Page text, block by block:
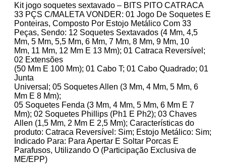
Kit jogo soquetes sextavado – BITS PITO CATRACA
33 PÇS C/MALETA VONDER: 01 Jogo De Soquetes E
Ponteiras, Composto Por Estojo Metálico Com 33
Peças, Sendo: 12 Soquetes Sextavados (4 Mm, 4,5
Mm, 5 Mm, 5,5 Mm, 6 Mm, 7 Mm, 8 Mm, 9 Mm, 10
Mm, 11 Mm, 12 Mm E 13 Mm); 01 Catraca Reversível;
02 Extensões
(50 Mm E 100 Mm); 01 Cabo T; 01 Cabo Quadrado; 01
Junta
Universal; 05 Soquetes Allen (3 Mm, 4 Mm, 5 Mm, 6
Mm E 8 Mm);
05 Soquetes Fenda (3 Mm, 4 Mm, 5 Mm, 6 Mm E 7
Mm); 02 Soquetes Phillips (Ph1 E Ph2); 03 Chaves
Allen (1,5 Mm, 2 Mm E 2,5 Mm); Características do
produto: Catraca Reversível: Sim; Estojo Metálico: Sim;
Indicado Para: Para Apertar E Soltar Porcas E
Parafusos, Utilizando O (Participação Exclusiva de
ME/EPP)